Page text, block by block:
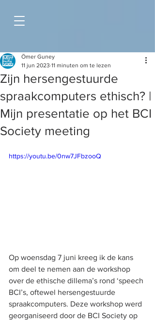
Zijn hersengestuurde
spraakcomputers ethisch? |
Mijn presentatie op het BCI
Society meeting
Ömer Guney
11 jun 2023 11 minuten om te lezen
https://youtu.be/0nw7JFbzooQ
Op woensdag 7 juni kreeg ik de kans
om deel te nemen aan de workshop
over de ethische dillema’s rond ‘speech
BCI’s, oftewel hersengestuurde
spraakcomputers. Deze workshop werd
georganiseerd door de BCI Society op